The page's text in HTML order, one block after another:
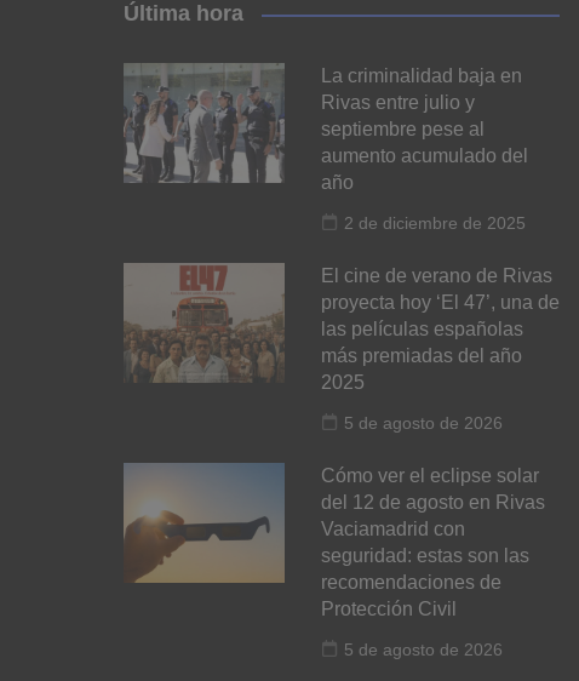
Última hora
La criminalidad baja en
Rivas entre julio y
septiembre pese al
aumento acumulado del
año
2 de diciembre de 2025
El cine de verano de Rivas
proyecta hoy ‘El 47’, una de
las películas españolas
más premiadas del año
2025
5 de agosto de 2026
Cómo ver el eclipse solar
del 12 de agosto en Rivas
Vaciamadrid con
seguridad: estas son las
recomendaciones de
Protección Civil
5 de agosto de 2026